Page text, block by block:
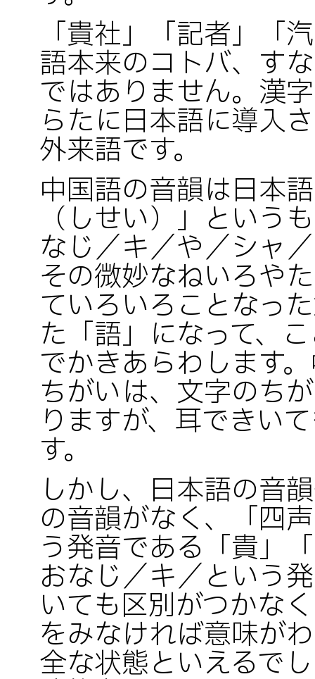
「貴社」「記者」「
語本来のコトバ、す
ではありません。漢
らたに日本語に導入
外来語です。
中国語の音韻は日本
（しせい）」という
なじ／キ／や／シャ
その微妙なねいろや
ていろいろことなっ
た「語」になって、
でかきあらわします
ちがいは、文字のち
りますが、耳できい
す。
しかし、日本語の音
の音韻がなく、「四
う発音である「貴」
おなじ／キ／という
いても区別がつかな
をみなければ意味が
全な状態といえるで